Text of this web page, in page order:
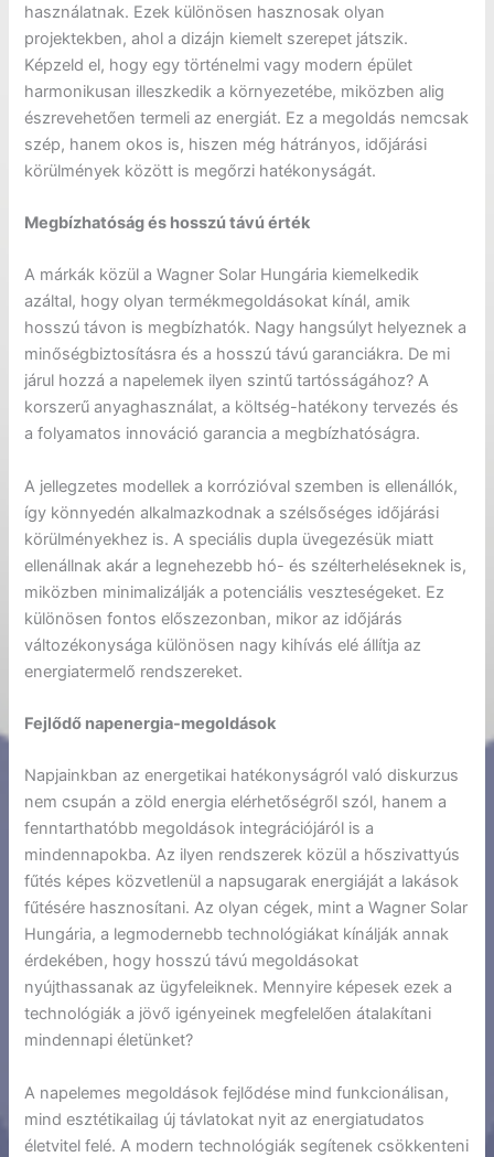
használatnak. Ezek különösen hasznosak olyan
projektekben, ahol a dizájn kiemelt szerepet játszik.
Képzeld el, hogy egy történelmi vagy modern épület
harmonikusan illeszkedik a környezetébe, miközben alig
észrevehetően termeli az energiát. Ez a megoldás nemcsak
szép, hanem okos is, hiszen még hátrányos, időjárási
körülmények között is megőrzi hatékonyságát.
Megbízhatóság és hosszú távú érték
A márkák közül a Wagner Solar Hungária kiemelkedik
azáltal, hogy olyan termékmegoldásokat kínál, amik
hosszú távon is megbízhatók. Nagy hangsúlyt helyeznek a
minőségbiztosításra és a hosszú távú garanciákra. De mi
járul hozzá a napelemek ilyen szintű tartósságához? A
korszerű anyaghasználat, a költség-hatékony tervezés és
a folyamatos innováció garancia a megbízhatóságra.
A jellegzetes modellek a korrózióval szemben is ellenállók,
így könnyedén alkalmazkodnak a szélsőséges időjárási
körülményekhez is. A speciális dupla üvegezésük miatt
ellenállnak akár a legnehezebb hó- és szélterheléseknek is,
miközben minimalizálják a potenciális veszteségeket. Ez
különösen fontos előszezonban, mikor az időjárás
változékonysága különösen nagy kihívás elé állítja az
energiatermelő rendszereket.
Fejlődő napenergia-megoldások
Napjainkban az energetikai hatékonyságról való diskurzus
nem csupán a zöld energia elérhetőségről szól, hanem a
fenntarthatóbb megoldások integrációjáról is a
mindennapokba. Az ilyen rendszerek közül a hőszivattyús
fűtés képes közvetlenül a napsugarak energiáját a lakások
fűtésére hasznosítani. Az olyan cégek, mint a Wagner Solar
Hungária, a legmodernebb technológiákat kínálják annak
érdekében, hogy hosszú távú megoldásokat
nyújthassanak az ügyfeleiknek. Mennyire képesek ezek a
technológiák a jövő igényeinek megfelelően átalakítani
mindennapi életünket?
A napelemes megoldások fejlődése mind funkcionálisan,
mind esztétikailag új távlatokat nyit az energiatudatos
életvitel felé. A modern technológiák segítenek csökkenteni